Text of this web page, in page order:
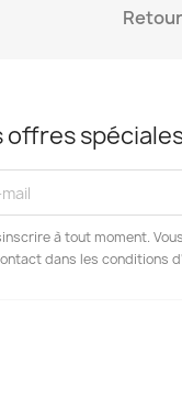
offres
à tout moment.
dans les conditions